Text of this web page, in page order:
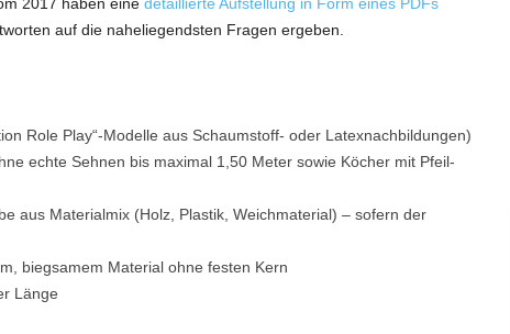
auf die naheliegendsten Fragen ergeben.
Role Play“-Modelle aus Schaumstoff- oder Latexnachbildungen)
echte Sehnen bis maximal 1,50 Meter sowie Köcher mit Pfeil-
aus Materialmix (Holz, Plastik, Weichmaterial) – sofern der
biegsamem Material ohne festen Kern
Länge